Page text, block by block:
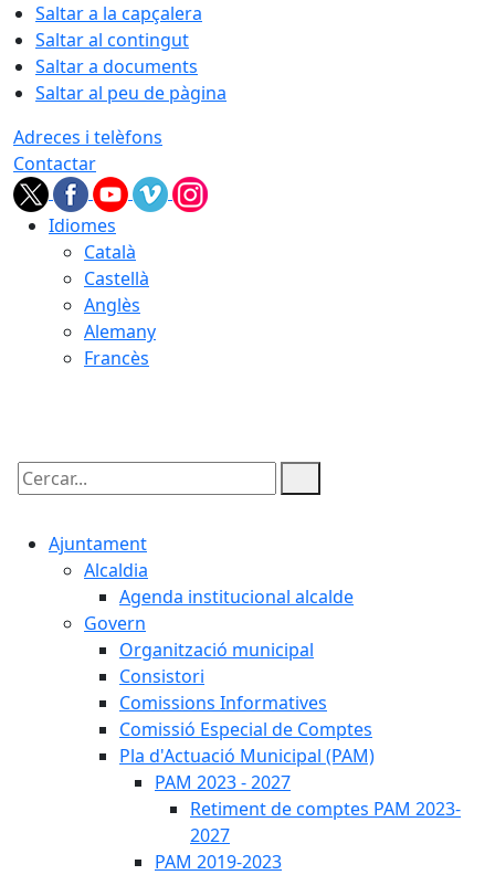
Saltar a la capçalera
Saltar al contingut
Saltar a documents
Saltar al peu de pàgina
Adreces i telèfons
Contactar
Idiomes
Català
Castellà
Anglès
Alemany
Francès
Cercar:
Ajuntament
Alcaldia
Agenda institucional alcalde
Govern
Organització municipal
Consistori
Comissions Informatives
Comissió Especial de Comptes
Pla d'Actuació Municipal (PAM)
PAM 2023 - 2027
Retiment de comptes PAM 2023-
2027
PAM 2019-2023